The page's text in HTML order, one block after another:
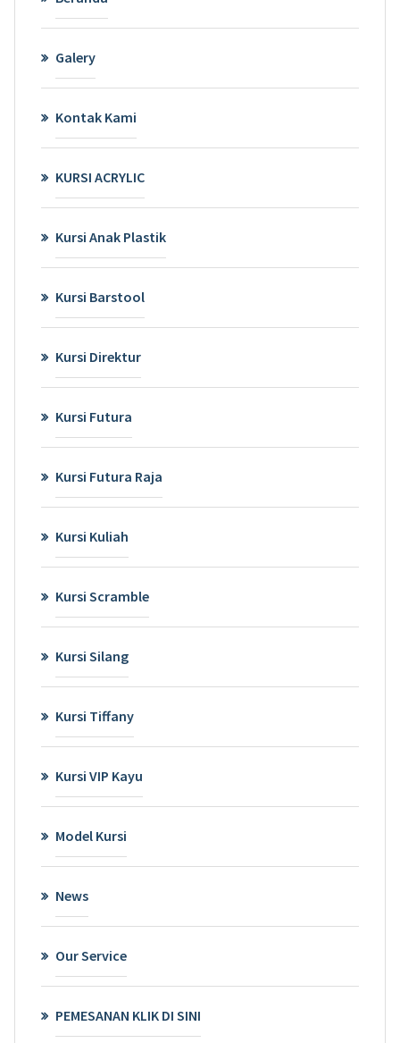
Galery
Kontak Kami
KURSI ACRYLIC
Kursi Anak Plastik
Kursi Barstool
Kursi Direktur
Kursi Futura
Kursi Futura Raja
Kursi Kuliah
Kursi Scramble
Kursi Silang
Kursi Tiffany
Kursi VIP Kayu
Model Kursi
News
Our Service
PEMESANAN KLIK DI SINI